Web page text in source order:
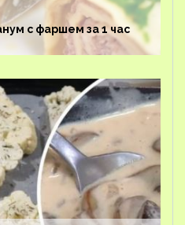
с фаршем за 1 час